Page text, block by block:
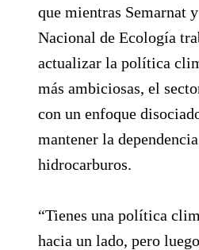
que mientras Semarnat
Nacional de Ecología
actualizar la política
más ambiciosas, el
con un enfoque
mantener la
hidrocarburos.
“Tienes una política
hacia un lado, pero